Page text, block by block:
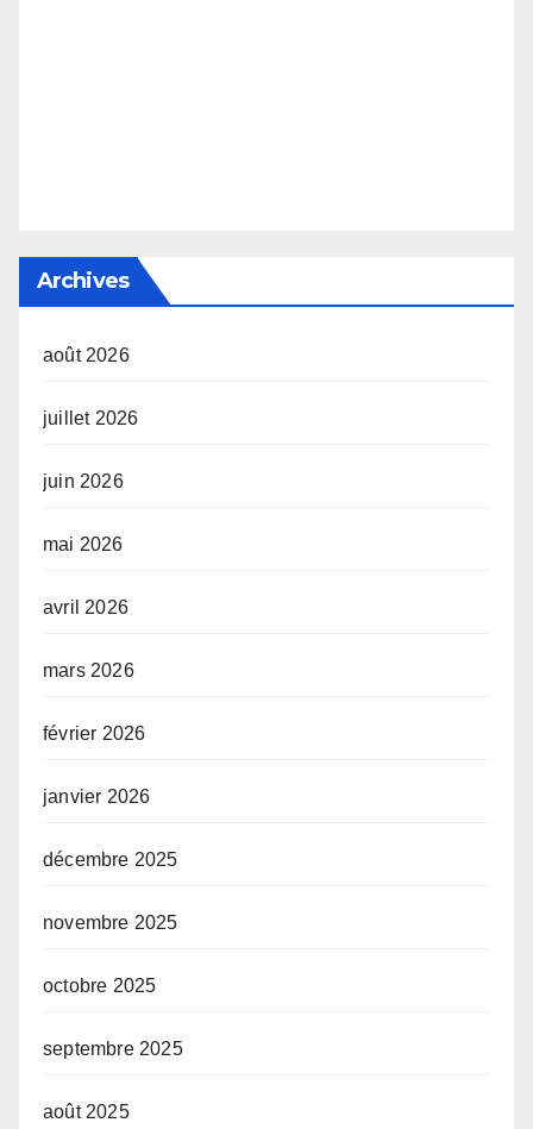
Archives
août 2026
juillet 2026
juin 2026
mai 2026
avril 2026
mars 2026
février 2026
janvier 2026
décembre 2025
novembre 2025
octobre 2025
septembre 2025
août 2025